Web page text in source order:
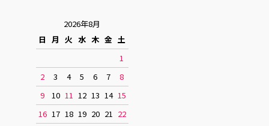
2026年8月
日 月 火 水 木 金 土
1
2
3 4 5 6 7
8
9
10 11 12 13 14 15
16 17 18 19 20 21 22